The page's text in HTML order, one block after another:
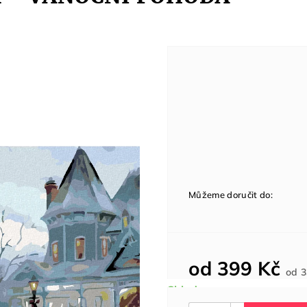
od 399 Kč od
Můžeme doručit do: